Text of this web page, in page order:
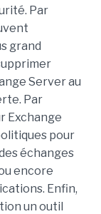
Par
grand
Server au
Par
Exchange
pour
échanges
encore
Enfin,
un outil